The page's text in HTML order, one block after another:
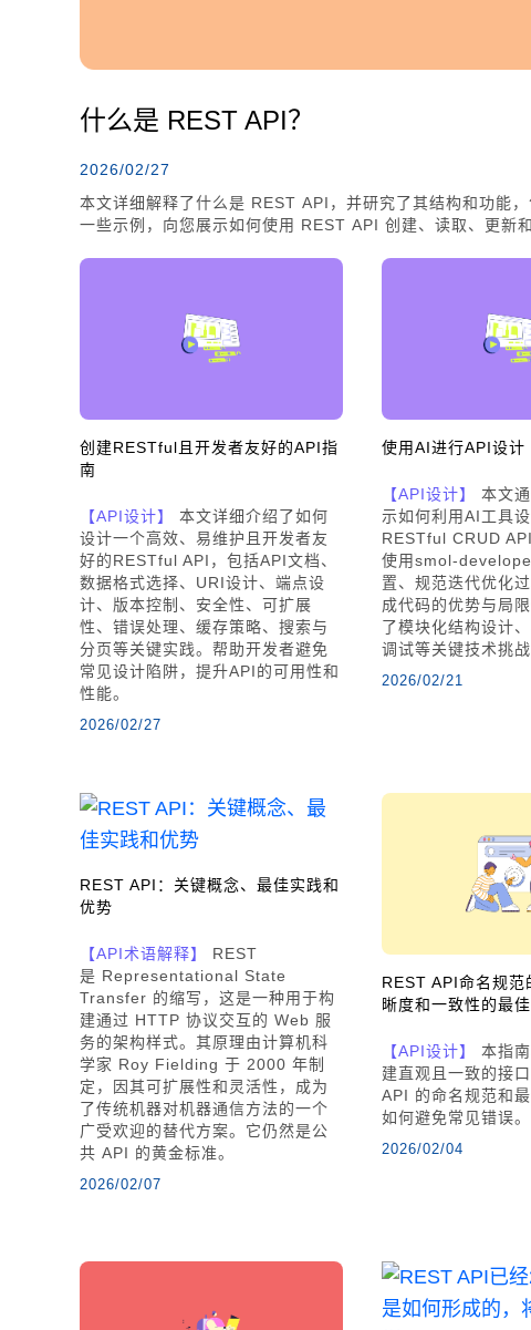
什么是 REST API？
2026/02/27
本文详细解释了什么是 REST API，并研究了其结构和功能
一些示例，向您展示如何使用 REST API 创建、读取、更新和
创建RESTful且开发者友好的API指
南
【API设计】
本文详细介绍了如何
设计一个高效、易维护且开发者友
好的RESTful API，包括API文档、
数据格式选择、URI设计、端点设
计、版本控制、安全性、可扩展
性、错误处理、缓存策略、搜索与
分页等关键实践。帮助开发者避免
常见设计陷阱，提升API的可用性和
性能。
2026/02/27
使用AI进行API设计
【API设计】
本文
示如何利用AI工具
RESTful CRUD
使用smol-
置、规范迭代优化
成代码的优势与局
了模块化结构设计
调试等关键技术挑战
2026/02/21
REST API：关键概念、最佳实践和
优势
【API术语解释】
REST
是 Representational State
Transfer 的缩写，这是一种用于构
建通过 HTTP 协议交互的 Web 服
务的架构样式。其原理由计算机科
学家 Roy Fielding 于 2000 年制
定，因其可扩展性和灵活性，成为
了传统机器对机器通信方法的一个
广受欢迎的替代方案。它仍然是公
共 API 的黄金标准。
2026/02/07
REST API命名规范
晰度和一致性的最
【API设计】
本指
建直观且一致的接
API 的命名规范和
如何避免常见错误。
2026/02/04